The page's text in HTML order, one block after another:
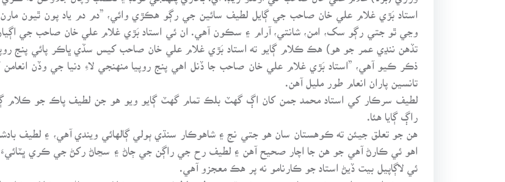
استاد بَڙي غلام علي خان صاحب جي ڳايل لطيف سائين جي رڳو هڪڙي وائي، ”دم دم ياد پون ٿيون مارن
وڃي ٿو جتي رڳو سک، امن، شانتي، آرام ۽ سڪون آهي. ان ئي استاد بَڙي غلام علي خان صاحب جي
تڏهن ننڍي عمر جو هو) هڪ ڪلام ڳايو ته استاد بَڙي غلام علي خان صاحب کيس سڏي ڀاڪر پائي پنج
ذڪر ڪيو آهي، ”استاد بَڙي غلام علي خان صاحب جا ڏنل اهي پنج روپيا منهنجي لاءِ دنيا جي وڏن
تانسين پاران انعام طور مليل آهن.
لطيف سرڪار کي استاد محمد جمن کان اڳ گهٽ بلڪ تمام گهٽ ڳايو ويو هو جن لطيف پاڪ جو ڪلام
راڳ ڳايا هئا.
هن جو تعلق جيئن ته ڪوهستان سان هو جتي نج ۽ شاهوڪار سنڌي ٻولي ڳالهائي ويندي آهي، ۽ لطيف
اهو ئي ڪارڻ آهي جو هن جا اچار صحيح آهن ۽ لطيف رح جي راڳن جي ڄاڻ ۽ سڃاڻ رکڻ جي ڪري ڀٽائيءَ
ئي لاڳاپيل بيت ڏيڻ استاد جو ڪارنامو نه پر هڪ معجزو آهي.
هو هڪ اهڙو روايتي ڪوهستاني هو جيڪو قدرتي طور لطيف رح جي ڪلام جو ڄاڻو ۽ ڪلاسيڪل